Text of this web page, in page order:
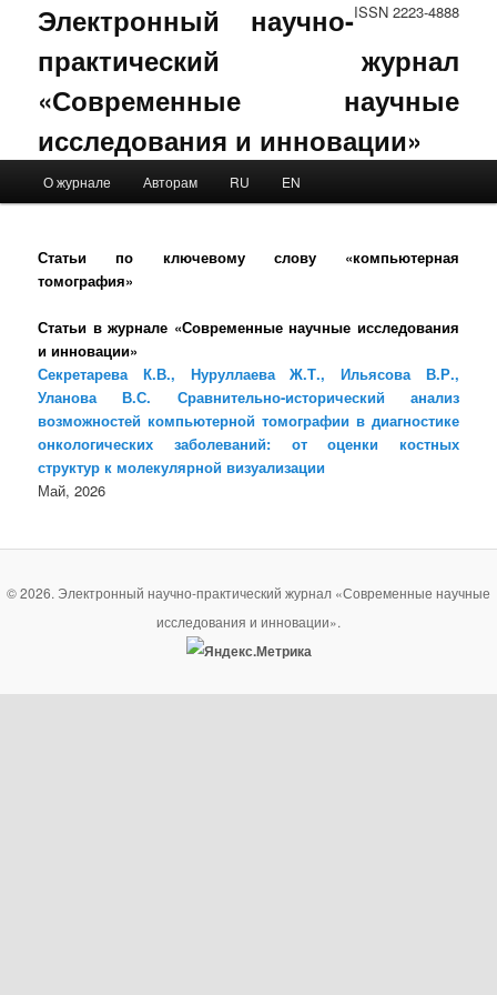
ISSN 2223-4888
Электронный научно-
практический журнал
«Современные научные
исследования и инновации»
Skip to primary content
Skip to secondary content
О журнале Авторам RU EN
Статьи по ключевому слову «компьютерная
томография»
Статьи в журнале «Современные научные исследования
и инновации»
Секретарева К.В., Нуруллаева Ж.Т., Ильясова В.Р.,
Уланова В.С. Сравнительно-исторический анализ
возможностей компьютерной томографии в диагностике
онкологических заболеваний: от оценки костных
структур к молекулярной визуализации
Май, 2026
© 2026. Электронный научно-практический журнал «Современные научные
исследования и инновации».